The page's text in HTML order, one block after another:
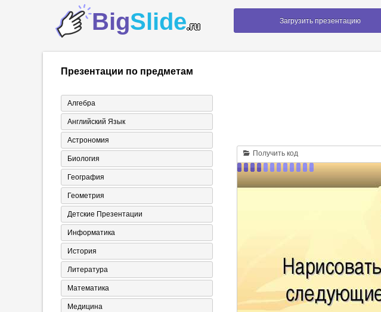
BigSlide.ru Загрузить презентацию
Презентации по предметам
Алгебра
Английский Язык
Астрономия
Биология
География
Геометрия
Детские Презентации
Информатика
История
Литература
Математика
Медицина
Получить код